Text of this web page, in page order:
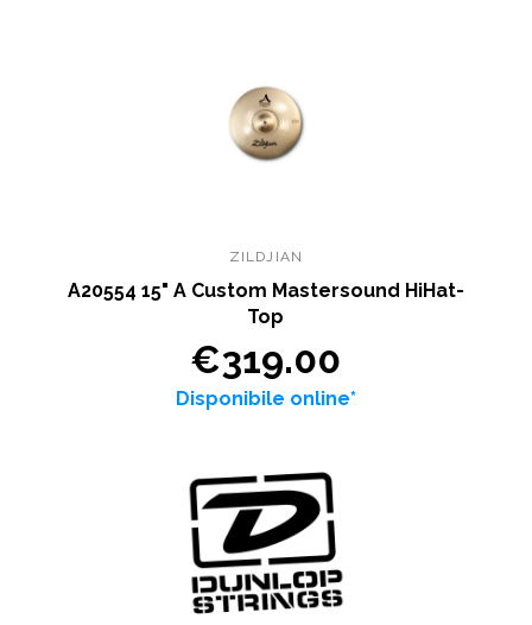
ZILDJIAN
A20554 15" A Custom Mastersound HiHat-
Top
€319.00
Disponibile online*